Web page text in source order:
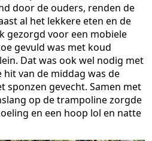
door de ouders, renden de
al het lekkere eten en de
gezorgd voor een mobiele
gevuld was met koud
Dat was ook wel nodig met
van de middag was de
sponzen gevecht. Samen met
op de trampoline zorgde
en een hoop lol en natte